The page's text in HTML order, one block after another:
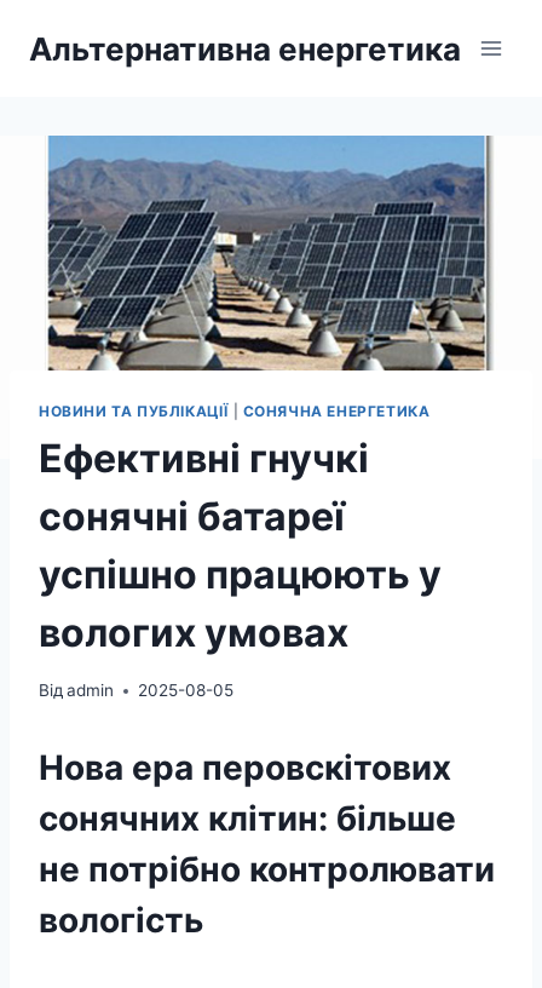
Альтернативна енергетика
НОВИНИ ТА ПУБЛІКАЦІЇ| СОНЯЧНА ЕНЕРГЕТИКА
Ефективні гнучкі
сонячні батареї
успішно працюють у
вологих умовах
Від admin 2025-08-05
Нова ера перовскітових
сонячних клітин: більше
не потрібно контролювати
вологість